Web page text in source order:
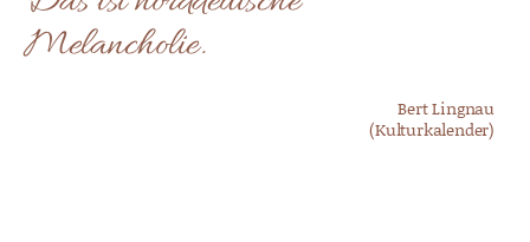
Melancholie.
Bert Lingnau
(Kulturkalender)